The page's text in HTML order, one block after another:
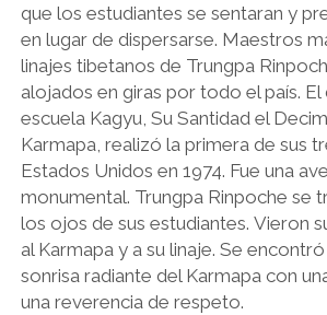
que los estudiantes se sentaran y
en lugar de dispersarse. Maestros
linajes tibetanos de Trungpa
alojados en giras por todo el país.
escuela Kagyu, Su Santidad el
Karmapa, realizó la primera de sus
Estados Unidos en 1974. Fue una
monumental. Trungpa Rinpoche se
los ojos de sus estudiantes. Vieron
al Karmapa y a su linaje. Se
sonrisa radiante del Karmapa con
una reverencia de respeto.